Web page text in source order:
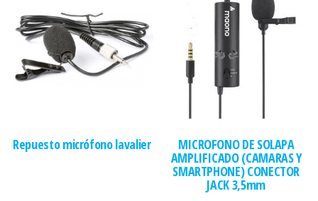
Repuesto micrófono lavalier MICROFONO DE SOLAPA
AMPLIFICADO (CAMARAS Y
SMARTPHONE) CONECTOR
JACK 3,5mm